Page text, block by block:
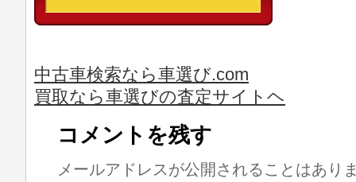
中古車検索なら車選び.com
買取なら車選びの査定サイトヘ
コメントを残す
メールアドレスが公開されることはあり